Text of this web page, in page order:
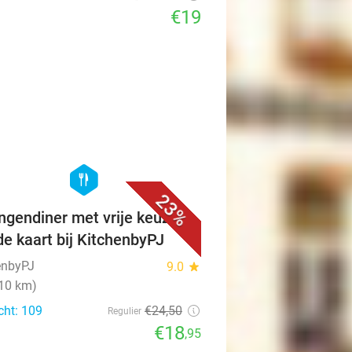
€19
23%
hexagon
food
met vrije keuze
kaart bij KitchenbyPJ
9.0 star
km)
109
Regulier €24,50
€18,95